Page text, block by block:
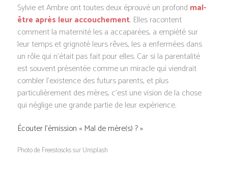
Sylvie et Ambre ont toutes deux éprouvé un profond mal-
être après leur accouchement. Elles racontent
comment la maternité les a accaparées, a empiété sur
leur temps et grignoté leurs rêves, les a enfermées dans
un rôle qui n’était pas fait pour elles. Car si la parentalité
est souvent présentée comme un miracle qui viendrait
combler l’existence des futurs parents, et plus
particulièrement des mères, c’est une vision de la chose
qui néglige une grande partie de leur expérience.
Écouter l’émission « Mal de mère(s) ? »
Photo de Freestoscks sur Unsplash